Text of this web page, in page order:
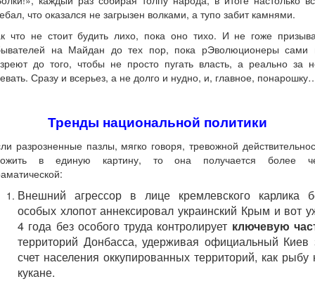
что оказался не загрызен волками, а тупо забит камнями.
что не стоит будить лихо, пока оно тихо. И не гоже
на Майдан до тех пор, пока рЭволюционеры сами
до того, чтобы не просто пугать власть, а реально за
Сразу и всерьез, а не долго и нудно, и, главное,
Тренды национальной политики
разрозненные пазлы, мягко говоря, тревожной
в единую картину, то она получается более
Внешний агрессор в лице кремлевского карлика
особых хлопот аннексировал украинский Крым и вот
4 года без особого труда контролирует ключевую
территорий Донбасса, удерживая официальный Киев
счет населения оккупированных территорий, как рыбу
кукане.